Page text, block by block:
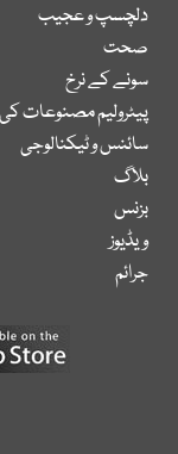
دلچسپ و عجیب
صحت
سونے کے نرخ
پیٹرولیم مصنوعات
سائنس و ٹیکنالوجی
بلاگ
بزنس
ویڈیوز
جرائم